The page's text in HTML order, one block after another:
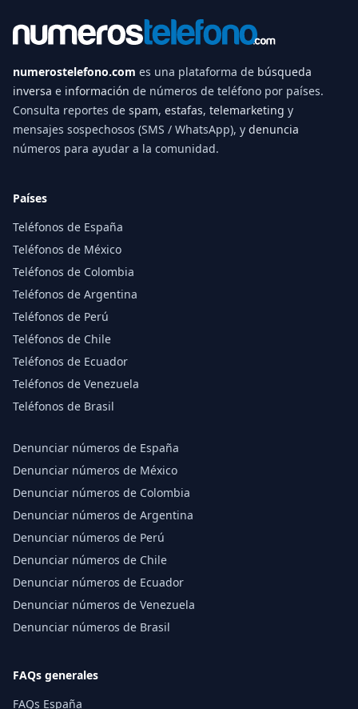
numerostelefono.com es una plataforma de búsqueda
inversa e información de números de teléfono por países.
Consulta reportes de spam, estafas, telemarketing y
mensajes sospechosos (SMS / WhatsApp), y denuncia
números para ayudar a la comunidad.
Países
Teléfonos de España
Teléfonos de México
Teléfonos de Colombia
Teléfonos de Argentina
Teléfonos de Perú
Teléfonos de Chile
Teléfonos de Ecuador
Teléfonos de Venezuela
Teléfonos de Brasil
Denunciar números de España
Denunciar números de México
Denunciar números de Colombia
Denunciar números de Argentina
Denunciar números de Perú
Denunciar números de Chile
Denunciar números de Ecuador
Denunciar números de Venezuela
Denunciar números de Brasil
FAQs generales
FAQs España